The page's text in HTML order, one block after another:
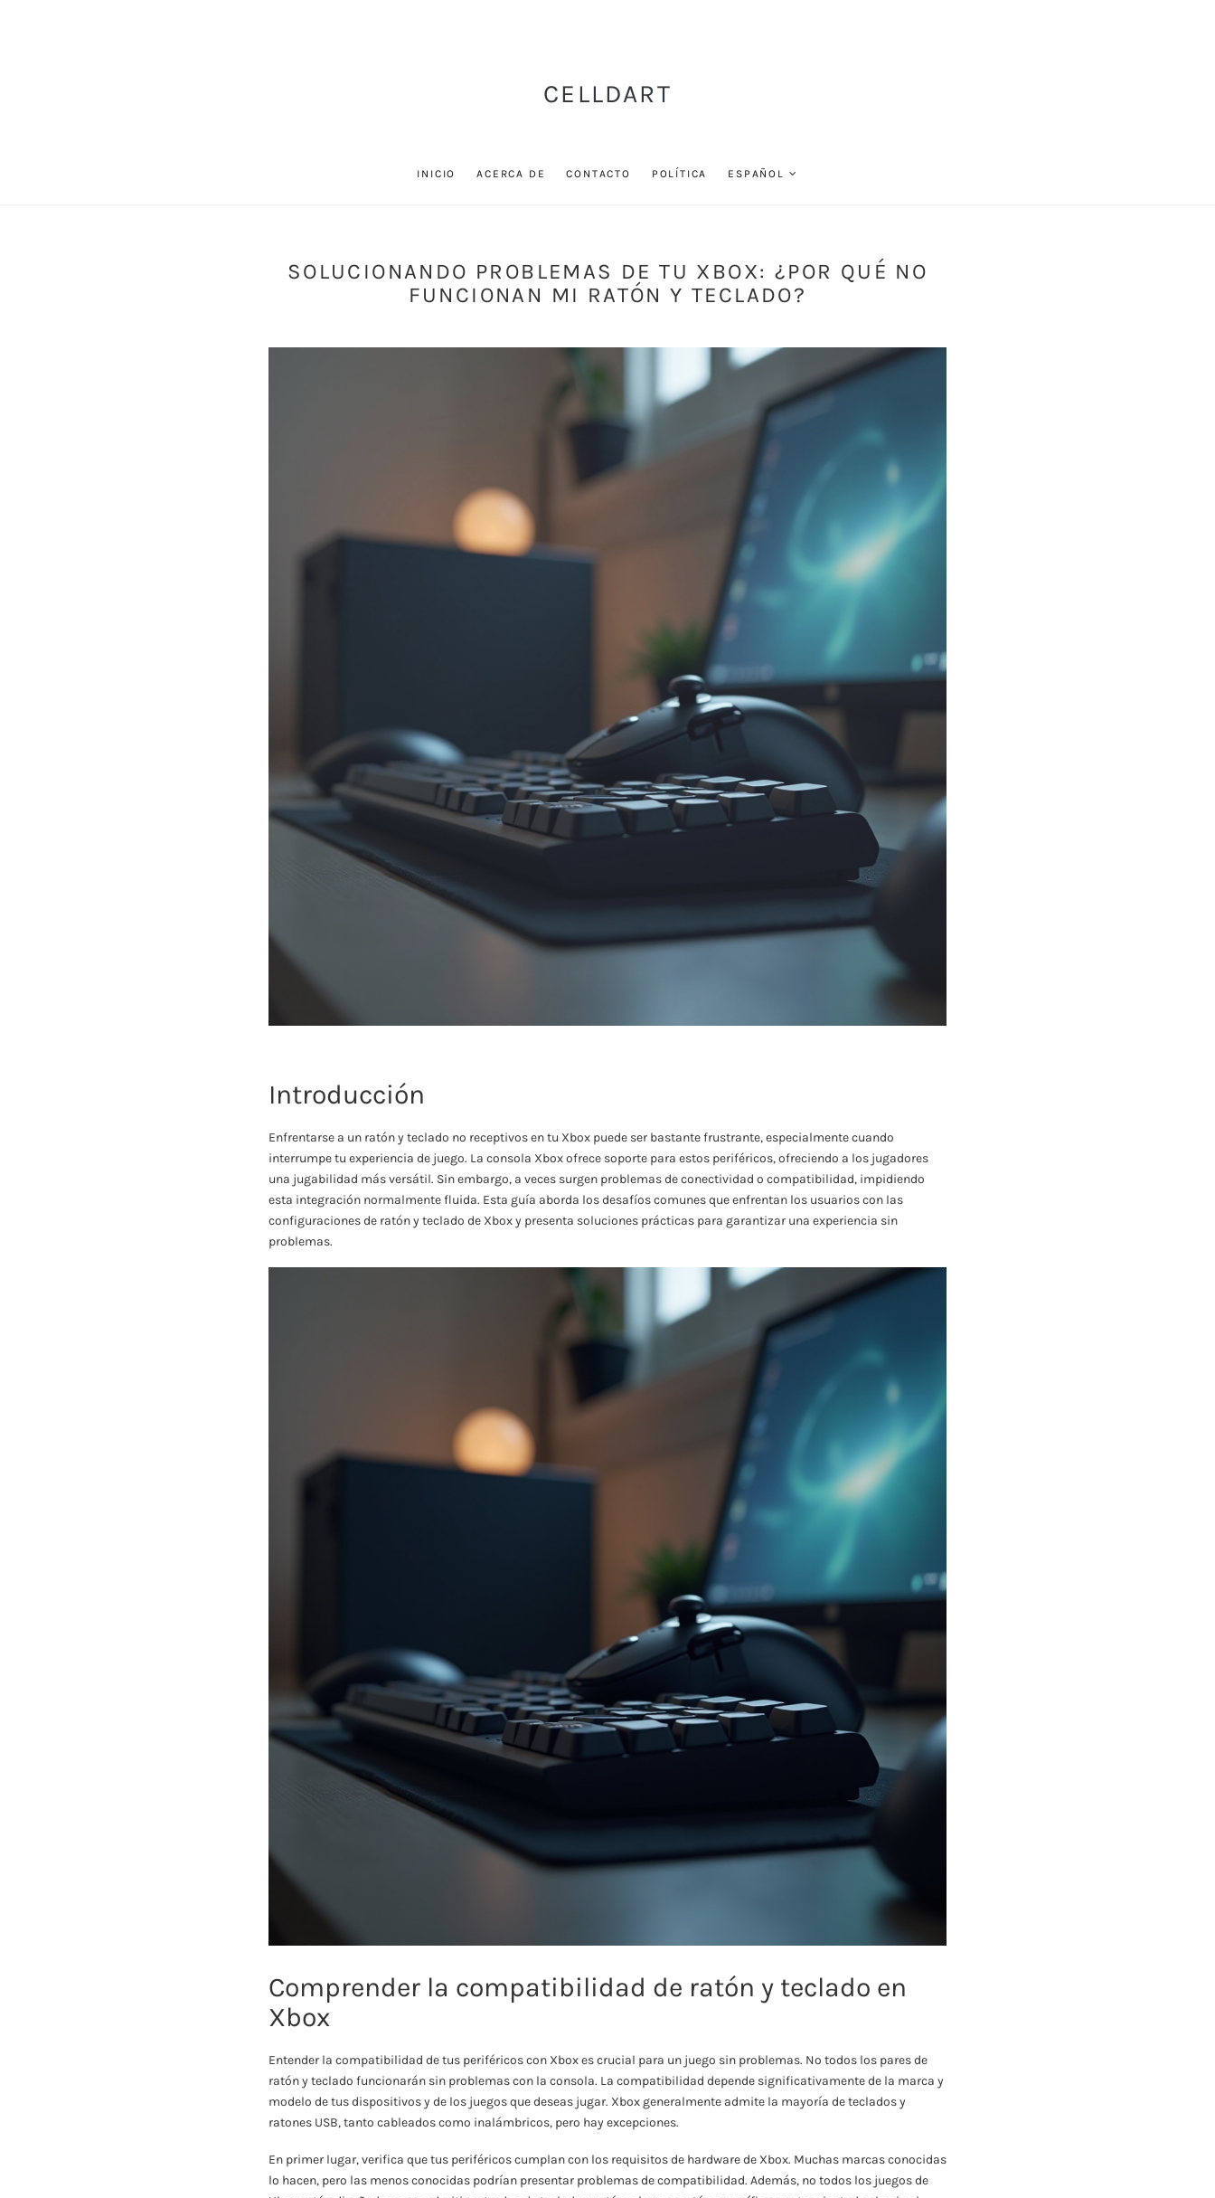
CELLDART
INICIO ACERCA DE CONTACTO POLÍTICA ESPAÑOL
SOLUCIONANDO PROBLEMAS DE TU XBOX: ¿POR QUÉ NO
FUNCIONAN MI RATÓN Y TECLADO?
Introducción
Enfrentarse a un ratón y teclado no receptivos en tu Xbox puede ser bastante frustrante, especialmente cuando
interrumpe tu experiencia de juego. La consola Xbox ofrece soporte para estos periféricos, ofreciendo a los jugadores
una jugabilidad más versátil. Sin embargo, a veces surgen problemas de conectividad o compatibilidad, impidiendo
esta integración normalmente fluida. Esta guía aborda los desafíos comunes que enfrentan los usuarios con las
configuraciones de ratón y teclado de Xbox y presenta soluciones prácticas para garantizar una experiencia sin
problemas.
Comprender la compatibilidad de ratón y teclado en
Xbox
Entender la compatibilidad de tus periféricos con Xbox es crucial para un juego sin problemas. No todos los pares de
ratón y teclado funcionarán sin problemas con la consola. La compatibilidad depende significativamente de la marca y
modelo de tus dispositivos y de los juegos que deseas jugar. Xbox generalmente admite la mayoría de teclados y
ratones USB, tanto cableados como inalámbricos, pero hay excepciones.
En primer lugar, verifica que tus periféricos cumplan con los requisitos de hardware de Xbox. Muchas marcas conocidas
lo hacen, pero las menos conocidas podrían presentar problemas de compatibilidad. Además, no todos los juegos de